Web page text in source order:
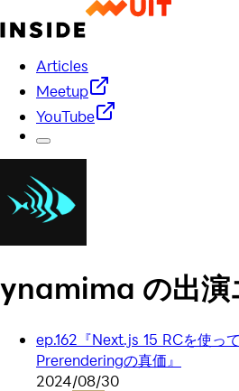
Articles
Meetup
YouTube
ynamima の出
ep.162『Next.js 15 RCを使っ
Prerenderingの真価』
2024/08/30